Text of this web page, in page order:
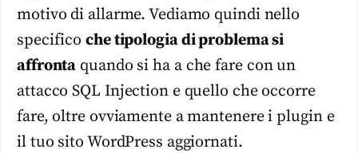
motivo di allarme. Vediamo quindi nello
specificoche tipologia di problema si
affronta quando si ha a che fare con un
attacco SQL Injection e quello che occorre
fare, oltre ovviamente a mantenere i plugin e
il tuo sito WordPress aggiornati.